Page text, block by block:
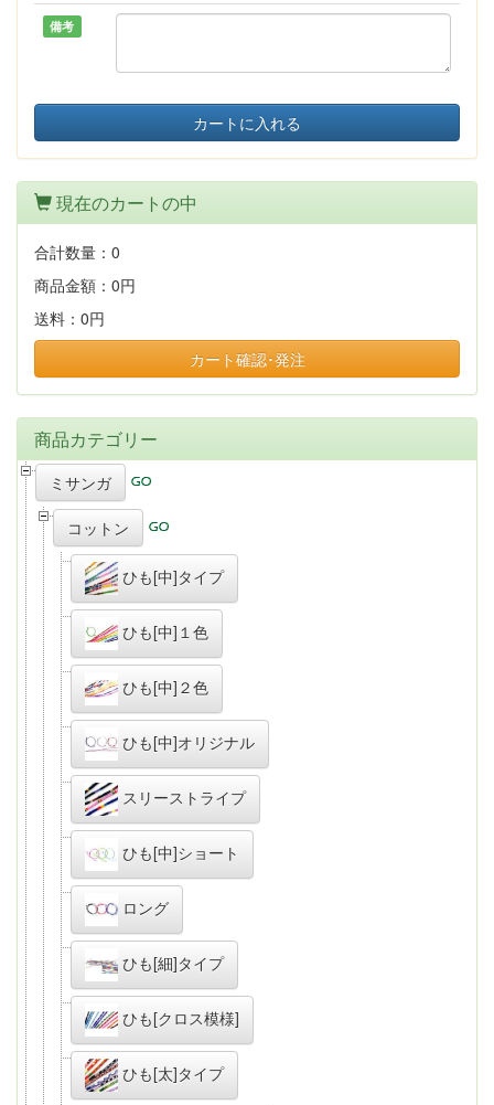
備考
カートに入れる
現在のカートの中
合計数量： 0
商品金額： 0円
送料： 0円
カート確認･発注
商品カテゴリー
ミサンガ
コットン
ひも[中]タイプ
ひも[中]１色
ひも[中]２色
ひも[中]オリジナル
スリーストライプ
ひも[中]ショート
ロング
ひも[細]タイプ
ひも[クロス模様]
ひも[太]タイプ